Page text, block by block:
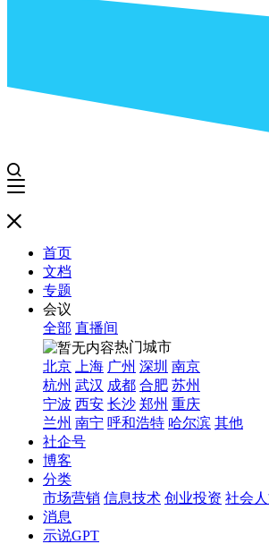
首页
文档
专题
会议
全部 直播间
热门城市
北京
上海 广州 深圳 南京
杭州 武汉 成都 合肥 苏州
宁波 西安 长沙 郑州 重庆
兰州 南宁 呼和浩特 哈尔滨 其他
社企号
博客
分类
市场营销 信息技术 创业投资 社会
消息
示说GPT